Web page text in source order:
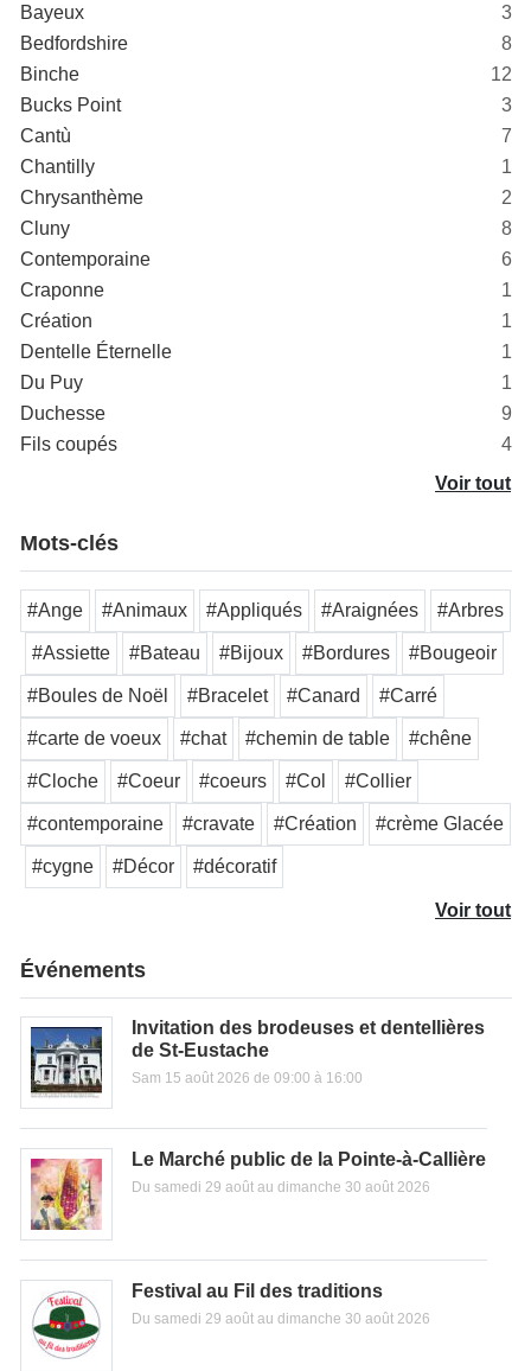
Bayeux
3
Bedfordshire
8
Binche
12
Bucks Point
3
Cantù
7
Chantilly
1
Chrysanthème
2
Cluny
8
Contemporaine
6
Craponne
1
Création
1
Dentelle Éternelle
1
Du Puy
1
Duchesse
9
Fils coupés
4
Voir tout
Mots-clés
#Ange #Animaux #Appliqués #Araignées #Arbres
#Assiette #Bateau #Bijoux #Bordures #Bougeoir
#Boules de Noël #Bracelet #Canard #Carré
#carte de voeux #chat #chemin de table #chêne
#Cloche #Coeur #coeurs #Col #Collier
#contemporaine #cravate #Création #crème Glacée
#cygne #Décor #décoratif
Voir tout
Événements
Invitation des brodeuses et dentellières
de St-Eustache
Sam 15 août 2026 de 09:00 à 16:00
Le Marché public de la Pointe-à-Callière
Du samedi 29 août au dimanche 30 août 2026
Festival au Fil des traditions
Du samedi 29 août au dimanche 30 août 2026